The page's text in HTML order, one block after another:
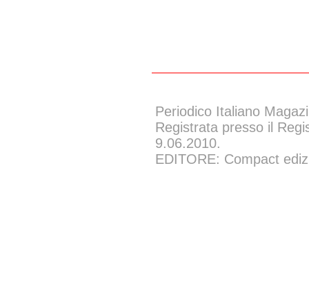
Periodico Italiano
Registrata presso il
9.06.2010.
EDITORE: Compact